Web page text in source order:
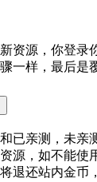
资源，你登录
一样，最后是
已亲测，未亲
源，如不能使
退还站内金币